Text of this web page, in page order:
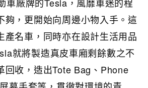
夠，更開始向周邊小物入手。這
產名車，同時亦在設計生活用品
就將製造真皮車廂剩餘數之不
回收，造出Tote Bag、Phone